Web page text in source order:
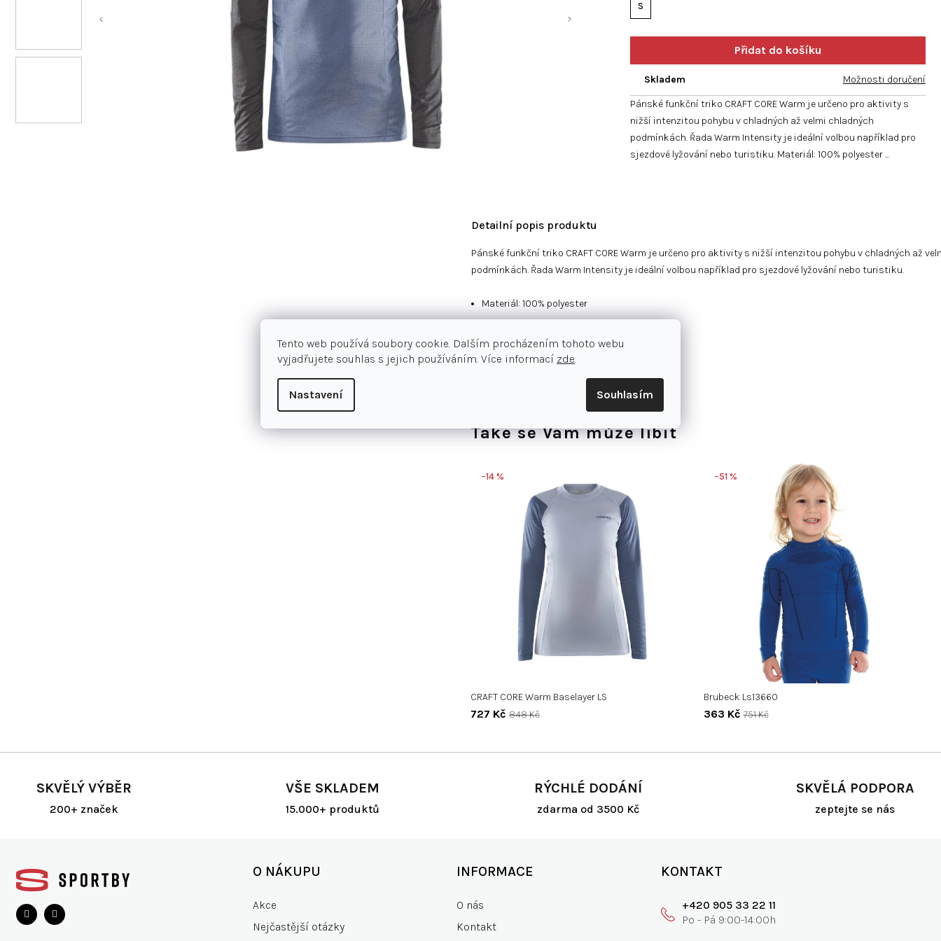
Tento web používá soubory cookie. Dalším procházením tohoto webu
vyjadřujete souhlas s jejich používáním. Více informací zde
Nastavení Souhlasím
Pánské funkční triko CRAFT CORE Warm je určeno pro aktivity s
nižší intenzitou pohybu v chladných až velmi chladných
podmínkách. Řada Warm Intensity je ideální volbou například pro
sjezdové lyžování nebo turistiku. Materiál: 100% polyester ...
S
Skladem Možnosti doručení
SKVĚLÝ VÝBĚR
200+ značek
VŠE SKLADEM
15.000+ produktů
RÝCHLÉ DODÁNÍ
zdarma od 3500 Kč
SKVĚLÁ PODPORA
zeptejte se nás
Detailní popis produktu
Pánské funkční triko CRAFT CORE Warm je určeno pro aktivity s nižší intenzitou pohybu v chladných až
podmínkách. Řada Warm Intensity je ideální volbou například pro sjezdové lyžování nebo turistiku.
Materiál: 100% polyester
Ploché švy
Také se Vám může líbit
–14 %
CRAFT CORE Warm Baselayer LS
727 Kč 848 Kč
–51 %
Brubeck Ls13660
363 Kč 751 Kč
O NÁKUPU
Akce
Nejčastější otázky
INFORMACE
O nás
Kontakt
KONTAKT
+420 905 33 22 11